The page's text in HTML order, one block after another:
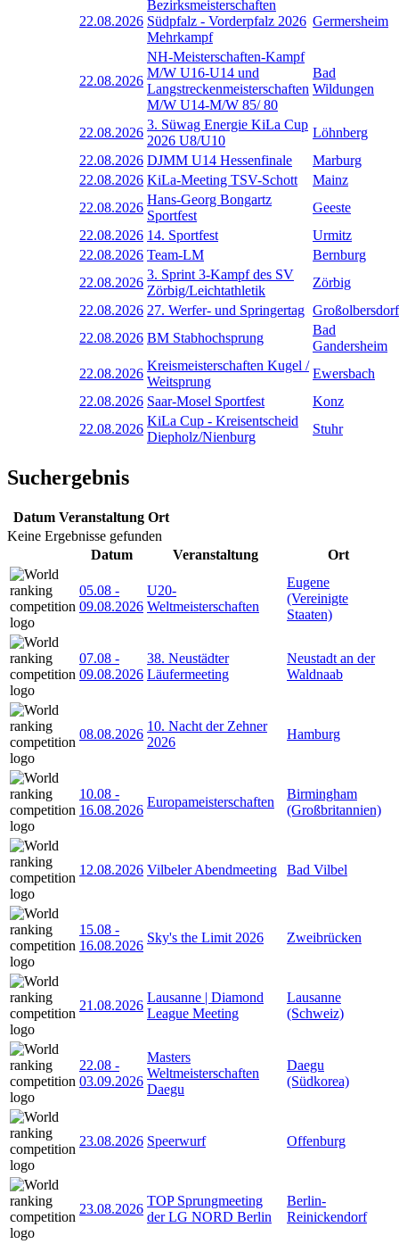
22.08.2026
Bezirksmeisterschaften
Südpfalz - Vorderpfalz 2026
Mehrkampf
Germersheim
22.08.2026
NH-Meisterschaften-Kampf
M/W U16-U14 und
Langstreckenmeisterschaften
M/W U14-M/W 85/ 80
Bad
Wildungen
22.08.2026
3. Süwag Energie KiLa Cup
2026 U8/U10
Löhnberg
22.08.2026 DJMM U14 Hessenfinale
Marburg
22.08.2026 KiLa-Meeting TSV-Schott
Mainz
22.08.2026
Hans-Georg Bongartz
Sportfest
Geeste
22.08.2026 14. Sportfest
Urmitz
22.08.2026 Team-LM
Bernburg
22.08.2026
3. Sprint 3-Kampf des SV
Zörbig/Leichtathletik
Zörbig
22.08.2026 27. Werfer- und Springertag Großolbersdorf
22.08.2026 BM Stabhochsprung
Bad
Gandersheim
22.08.2026
Kreismeisterschaften Kugel /
Weitsprung
Ewersbach
22.08.2026 Saar-Mosel Sportfest
Konz
22.08.2026
KiLa Cup - Kreisentscheid
Diepholz/Nienburg
Stuhr
Suchergebnis
Datum Veranstaltung Ort
Keine Ergebnisse gefunden
Datum
Veranstaltung Ort
05.08 -
09.08.2026
U20-
Weltmeisterschaften
Eugene
(Vereinigte
Staaten)
07.08 -
09.08.2026
38. Neustädter
Läufermeeting
Neustadt an der
Waldnaab
08.08.2026
10. Nacht der Zehner
2026
Hamburg
10.08 -
16.08.2026
Europameisterschaften
Birmingham
(Großbritannien)
12.08.2026 Vilbeler Abendmeeting Bad Vilbel
15.08 -
16.08.2026
Sky's the Limit 2026 Zweibrücken
21.08.2026
Lausanne | Diamond
League Meeting
Lausanne
(Schweiz)
22.08 -
03.09.2026
Masters
Weltmeisterschaften
Daegu
Daegu
(Südkorea)
23.08.2026 Speerwurf Offenburg
23.08.2026
TOP Sprungmeeting
der LG NORD Berlin
Berlin-
Reinickendorf